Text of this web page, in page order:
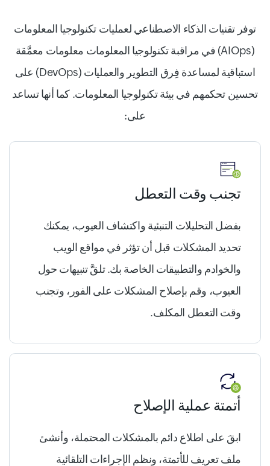
توفر تقنيات الذكاء الاصطناعي لعمليات تكنولوجيا المعلومات
(AIOps) في مراقبة تكنولوجيا المعلومات معلومات معمَّقة
استباقية لمساعدة فِرق التطوير والعمليات (DevOps) على
تحسين تحكمهم في بيئة تكنولوجيا المعلومات. كما أنها تساعد
على:
تجنب وقت التعطل
بفضل التحليلات التنبئية واكتشاف العيوب، يمكنك
تحديد المشكلات قبل أن تؤثر في مواقع الويب
والخوادم والتطبيقات الخاصة بك. تلقَّ تنبيهات حول
العيوب، وقم بإصلاح المشكلات على الفور، وتجنب
وقت التعطل المكلف.
أتمتة عملية الإصلاح
ابقَ على اطلاع دائم بالمشكلات المحتملة، وأنشئ
ملف تعريف للأتمتة، ونظم الإجراءات التلقائية